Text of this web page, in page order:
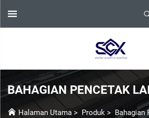
BAHAGIAN PENCETAK
Halaman Utama > Produk > Bahagian